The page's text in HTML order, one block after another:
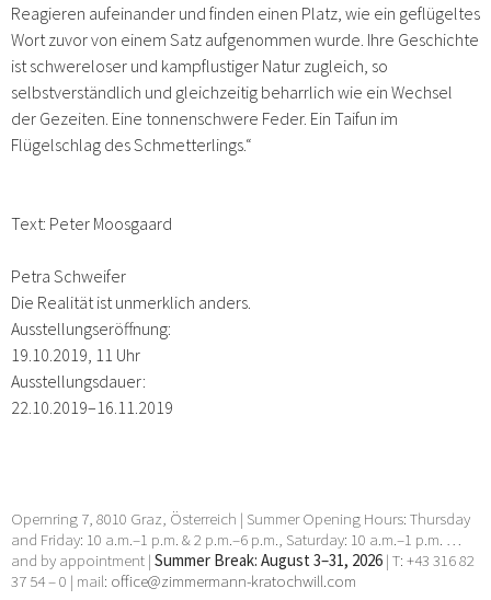
Reagieren aufeinander und finden einen Platz, wie ein geflügeltes
Wort zuvor von einem Satz aufgenommen wurde. Ihre Geschichte
ist schwereloser und kampflustiger Natur zugleich, so
selbstverständlich und gleichzeitig beharrlich wie ein Wechsel
der Gezeiten. Eine tonnenschwere Feder. Ein Taifun im
Flügelschlag des Schmetterlings.“
Text: Peter Moosgaard
Petra Schweifer
Die Realität ist unmerklich anders.
Ausstellungseröffnung:
19.10.2019, 11 Uhr
Ausstellungsdauer:
22.10.2019–16.11.2019
Opernring 7, 8010 Graz, Österreich | Summer Opening Hours: Thursday
and Friday: 10 a.m.–1 p.m. & 2 p.m.–6 p.m., Saturday: 10 a.m.–1 p.m. …
and by appointment | Summer Break: August 3–31, 2026 | T: +43 316 82
37 54 – 0 | mail: office@zimmermann-kratochwill.com